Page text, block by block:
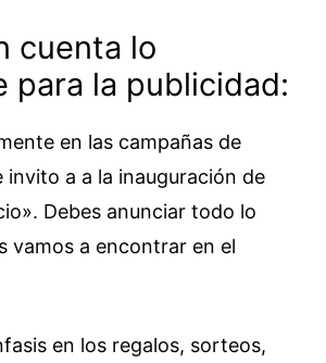
cuenta lo
para la publicidad:
en las campañas de
invito a a la inauguración de
Debes anunciar todo lo
vamos a encontrar en el
en los regalos, sorteos,